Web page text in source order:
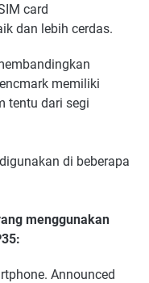
card
dan lebih cerdas.
memiliki
tentu dari segi
di beberapa
menggunakan
Announced